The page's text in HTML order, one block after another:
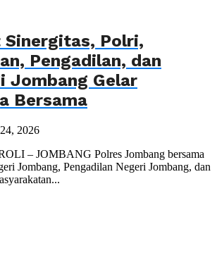
Sinergitas, Polri,
Pengadilan, dan
Jombang Gelar
Bersama
2026
– JOMBANG Polres Jombang bersama
Jombang, Pengadilan Negeri Jombang, dan